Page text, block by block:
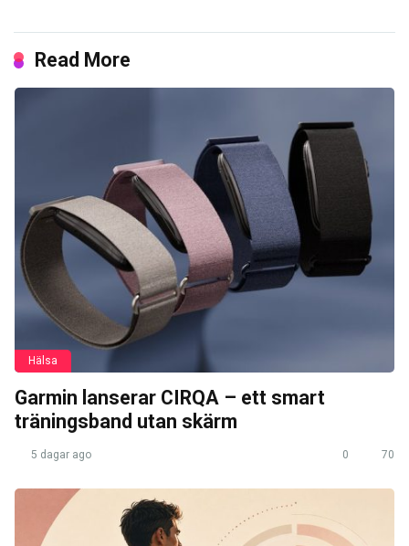
Read More
Hälsa
Garmin lanserar CIRQA – ett smart
träningsband utan skärm
5 dagar ago 0 70